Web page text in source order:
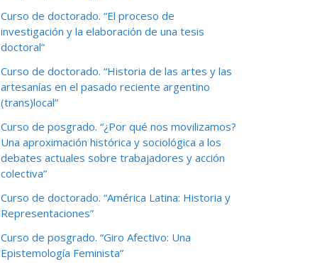
Curso de doctorado. “El proceso de
investigación y la elaboración de una tesis
doctoral”
Curso de doctorado. “Historia de las artes y las
artesanías en el pasado reciente argentino
(trans)local”
Curso de posgrado. “¿Por qué nos movilizamos?
Una aproximación histórica y sociológica a los
debates actuales sobre trabajadores y acción
colectiva”
Curso de doctorado. “América Latina: Historia y
Representaciones”
Curso de posgrado. “Giro Afectivo: Una
Epistemología Feminista”